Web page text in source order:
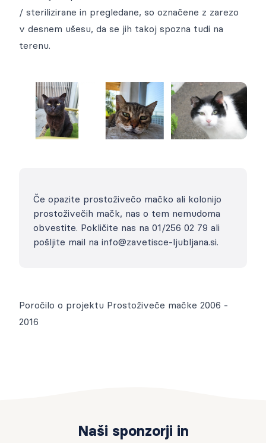
/ sterilizirane in pregledane, so označene z zarezo
v desnem ušesu, da se jih takoj spozna tudi na
terenu.
Če opazite prostoživečo mačko ali kolonijo
prostoživečih mačk, nas o tem nemudoma
obvestite. Pokličite nas na 01/256 02 79 ali
pošljite mail na info@zavetisce-ljubljana.si.
Poročilo o projektu Prostoživeče mačke 2006 -
2016
Naši sponzorji in